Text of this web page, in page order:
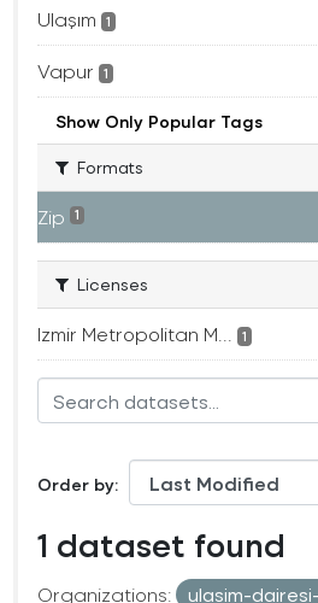
Ulaşım 1
Vapur 1
Show Only Popular Tags
Formats
Zip 1
Licenses
Izmir Metropolitan M... 1
Order by
1 dataset found
Organizations:
ulasim-